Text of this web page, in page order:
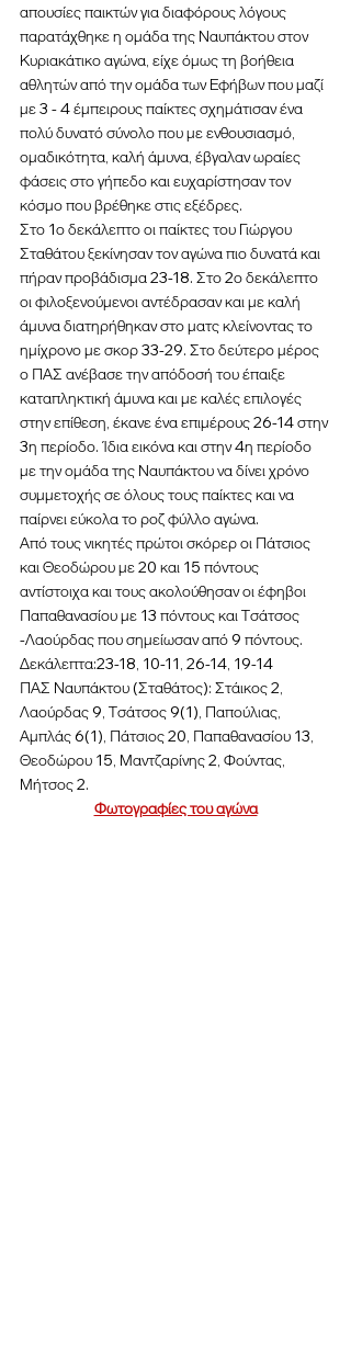
απουσίες παικτών για διαφόρους λόγους
παρατάχθηκε η ομάδα της Ναυπάκτου στον
Κυριακάτικο αγώνα, είχε όμως τη βοήθεια
αθλητών από την ομάδα των Εφήβων που μαζί
με 3 - 4 έμπειρους παίκτες σχημάτισαν ένα
πολύ δυνατό σύνολο που με ενθουσιασμό,
ομαδικότητα, καλή άμυνα, έβγαλαν ωραίες
φάσεις στο γήπεδο και ευχαρίστησαν τον
κόσμο που βρέθηκε στις εξέδρες.
Στο 1ο δεκάλεπτο οι παίκτες του Γιώργου
Σταθάτου ξεκίνησαν τον αγώνα πιο δυνατά και
πήραν προβάδισμα 23-18. Στο 2ο δεκάλεπτο
οι φιλοξενούμενοι αντέδρασαν και με καλή
άμυνα διατηρήθηκαν στο ματς κλείνοντας το
ημίχρονο με σκορ 33-29. Στο δεύτερο μέρος
ο ΠΑΣ ανέβασε την απόδοσή του έπαιξε
καταπληκτική άμυνα και με καλές επιλογές
στην επίθεση, έκανε ένα επιμέρους 26-14 στην
3η περίοδο. Ίδια εικόνα και στην 4η περίοδο
με την ομάδα της Ναυπάκτου να δίνει χρόνο
συμμετοχής σε όλους τους παίκτες και να
παίρνει εύκολα το ροζ φύλλο αγώνα.
Από τους νικητές πρώτοι σκόρερ οι Πάτσιος
και Θεοδώρου με 20 και 15 πόντους
αντίστοιχα και τους ακολούθησαν οι έφηβοι
Παπαθανασίου με 13 πόντους και Τσάτσος
-Λαούρδας που σημείωσαν από 9 πόντους.
Δεκάλεπτα:23-18, 10-11, 26-14, 19-14
ΠΑΣ Ναυπάκτου (Σταθάτος): Στάικος 2,
Λαούρδας 9, Τσάτσος 9(1), Παπούλιας,
Αμπλάς 6(1), Πάτσιος 20, Παπαθανασίου 13,
Θεοδώρου 15, Μαντζαρίνης 2, Φούντας,
Μήτσος 2.
Φωτογραφίες του αγώνα